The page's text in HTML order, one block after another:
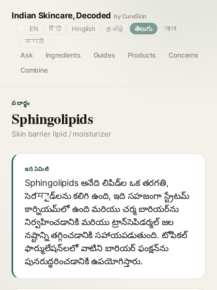
Indian Skincare, Decoded by CureSkin
Ask Ingredients Guides Products
Concerns
Combine
EN हिंदी Hinglish தமிழ் తెలుగు
বাংলা
मराठी
పదార్థం
Sphingolipids
Skin barrier lipid / moisturizer
ఇది ఏమిటి
Sphingolipids అనేది లిపిడ్‌ల ఒక తరగతి,
సెరामైడ్‌లను కలిగి ఉంది, ఇది సహజంగా స్ట్రేటమ్
కార్నియమ్‌లో ఉంది మరియు చర్మ బారియర్‌ను
నిర్వహించడానికి మరియు ట్రాన్‌సెపిడర్మల్ జల
నష్టాన్ని తగ్గించడానికి సహాయపడుతుంది. టోపికల్
ఫార్ములేషన్‌లలో వాటిని బారియర్ ఫంక్షన్‌ను
పునరుద్ధరించడానికి ఉపయోగిస్తారు.